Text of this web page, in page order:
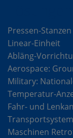
Pressen-Stanzen
Linear-Einheit
Abläng-
Aerospace:
Military:
Temperatur-
Fahr- und
Maschinen